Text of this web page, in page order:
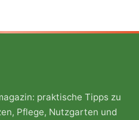
praktische Tipps zu
Pflege, Nutzgarten und